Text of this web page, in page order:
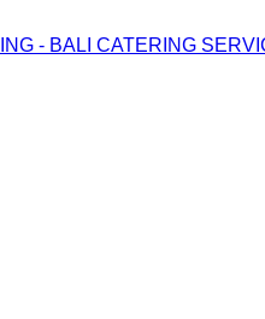
- BALI CATERING